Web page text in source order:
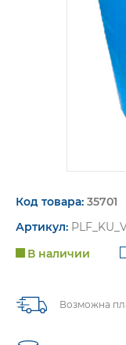
Код товара: 35701
Артикул:
В наличии
Возможна